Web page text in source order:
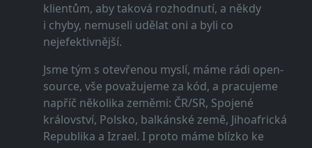
klientům, aby taková rozhodnutí, a někdy
i chyby, nemuseli udělat oni a byli co
nejefektivnější.
Jsme tým s otevřenou myslí, máme rádi open-
source, vše považujeme za kód, a pracujeme
napříč několika zeměmi: ČR/SR, Spojené
království, Polsko, balkánské země, Jihoafrická
Republika a Izrael. I proto máme blízko ke